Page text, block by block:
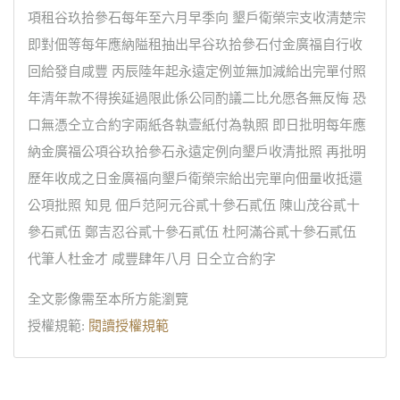
項租谷玖拾參石每年至六月早季向 墾戶衛榮宗支收清楚宗
即對佃等每年應納隘租抽出早谷玖拾參石付金廣福自行收
回給發自咸豐 丙辰陸年起永遠定例並無加減給出完單付照
年清年款不得挨延過限此係公同酌議二比允愿各無反悔 恐
口無憑仝立合約字兩紙各執壹紙付為執照 即日批明每年應
納金廣福公項谷玖拾參石永遠定例向墾戶收清批照 再批明
歷年收成之日金廣福向墾戶衛榮宗給出完單向佃量收抵還
公項批照 知見 佃戶范阿元谷貳十參石貳伍 陳山茂谷貳十
參石貳伍 鄭吉忍谷貳十參石貳伍 杜阿滿谷貳十參石貳伍
代筆人杜金才 咸豐肆年八月 日仝立合約字
全文影像需至本所方能瀏覽
授權規範: 閱讀授權規範